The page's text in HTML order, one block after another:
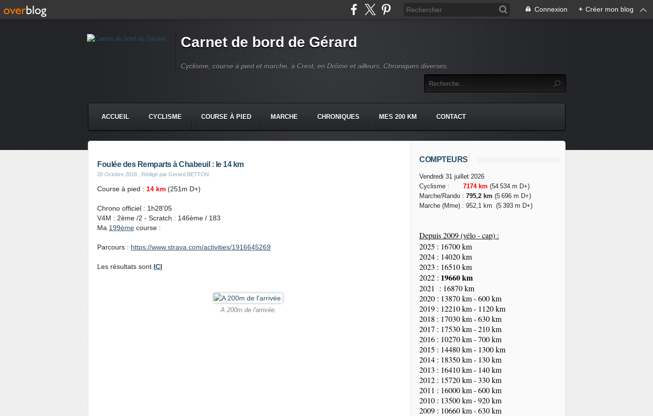
Connexion + Créer mon blog
Carnet de bord de Gérard
Cyclisme, course à pied et marche, à Crest, en Drôme et ailleurs. Chroniques diverses.
ACCUEIL CYCLISME COURSE À PIED MARCHE CHRONIQUES MES 200 KM CONTACT
Foulée des Remparts à Chabeuil : le 14 km
20 Octobre 2018 , Rédigé par Gerard BETTON
Course à pied : 14 km (251m D+)
Chrono officiel : 1h28'05
V4M : 2ème /2 - Scratch : 146ème / 183
Ma 199ème course :
Parcours : https://www.strava.com/activities/1916645269
Les résultats sont ICI
A 200m de l'arrivée.
COMPTEURS
Vendredi 31 juillet 2026
Cyclisme : 7174 km (54 534 m D+)
Marche/Rando : 795,2 km (5 696 m D+)
Marche (Mme) : 952,1 km (5 393 m D+)
Depuis 2009 (vélo - cap) :
2025 : 16700 km
2024 : 14020 km
2023 : 16510 km
2022 : 19660 km
2021 : 16870 km
2020 : 13870 km - 600 km
2019 : 12210 km - 1120 km
2018 : 17030 km - 630 km
2017 : 17530 km - 210 km
2016 : 10270 km - 700 km
2015 : 14480 km - 1300 km
2014 : 18350km- 130 km
2013 : 16410 km - 140 km
2012 : 15720 km - 330 km
2011 : 16000 km - 600 km
2010 : 13500 km - 920 km
2009 : 10660 km - 630 km